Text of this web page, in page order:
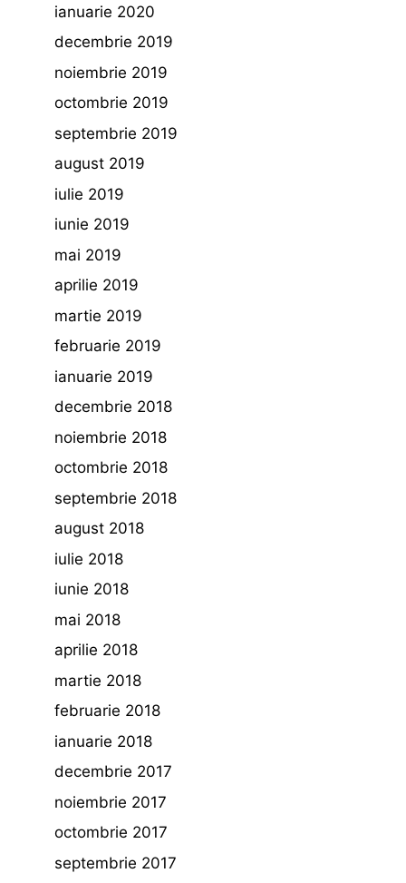
ianuarie 2020
decembrie 2019
noiembrie 2019
octombrie 2019
septembrie 2019
august 2019
iulie 2019
iunie 2019
mai 2019
aprilie 2019
martie 2019
februarie 2019
ianuarie 2019
decembrie 2018
noiembrie 2018
octombrie 2018
septembrie 2018
august 2018
iulie 2018
iunie 2018
mai 2018
aprilie 2018
martie 2018
februarie 2018
ianuarie 2018
decembrie 2017
noiembrie 2017
octombrie 2017
septembrie 2017